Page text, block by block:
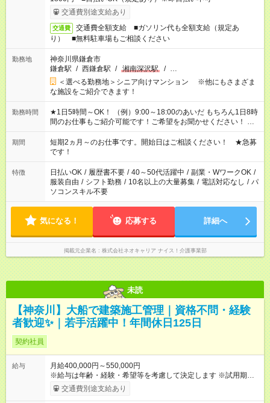
交通費別途支給あり
交通費
交通費全額支給 ■ガソリン代も全額支給（規定あ
り） ■無料駐車場もご相談ください
勤務地
神奈川県鎌倉市
鎌倉駅 / 西鎌倉駅 / 湘南深沢駅 / …
＜選べる勤務地＞シニア向けマンション ※他にもさまざま
な施設をご紹介できます！
勤務時間
★1日5時間～OK！ （例）9:00～18:00のあいだ もちろん1日8時
間のお仕事もご紹介可能です！ご希望をお聞かせください！ ★
家庭の都合でお休みが必要な場合も遠慮なくご相談ください。
※週最低15時間以上の勤務が必要です
期間
短期2ヵ月～のお仕事です。開始日はご相談ください！ ★急募
です！
特徴 日払いOK / 履歴書不要 / 40～50代活躍中 / 副業・WワークOK /
服装自由 / シフト勤務 / 10名以上の大量募集 / 電話対応なし / パ
ソコンスキル不要
気になる！ 応募する 詳細へ
掲載元企業名 株式会社ネオキャリア ナイス！介護事業部
未読
【神奈川】大船で建築施工管理｜資格不問・経験
者歓迎✨｜若手活躍中！年間休日125日
契約社員
給与
月給400,000円～550,000円
※給与は年齢・経験・希望等を考慮して決定します ※試用期間は
３ヶ月で、その他の条件に変更はありません 【試用期間】試用
期間あり 試用期間の長さ：3ヶ月 雇用形態、給与は本採用時と
交通費別途支給あり